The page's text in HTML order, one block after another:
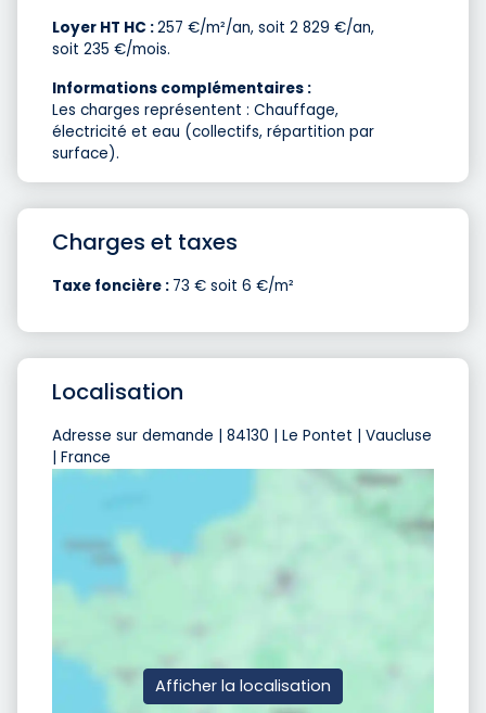
Loyer HT HC :257 €/m²/an, soit 2 829 €/an,
soit 235 €/mois.
Informations complémentaires :
Les charges représentent : Chauffage,
électricité et eau (collectifs, répartition par
surface).
Charges et taxes
Taxe foncière : 73 € soit 6 €/m²
Localisation
Adresse sur demande | 84130 | Le Pontet | Vaucluse
| France
Afficher la localisation